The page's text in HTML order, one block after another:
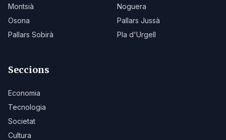
Montsià
Noguera
Osona
Pallars Jussà
Pallars Sobirà
Pla d'Urgell
Seccions
Economia
Tecnologia
Societat
Cultura